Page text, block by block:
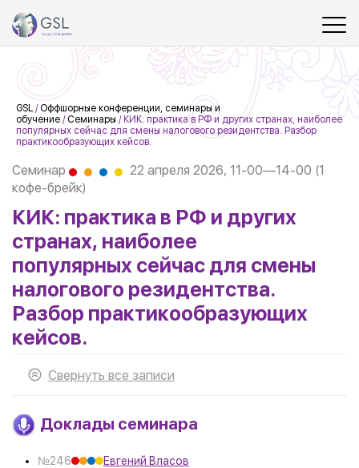
GSL /Оффшорные конференции, семинары и
обучение /Семинары / КИК: практика в РФ и других странах, наиболее
популярных сейчас для смены налогового резидентства. Разбор
практикообразующих кейсов.
Семинар 22 апреля 2026, 11-00—14-00 (1
кофе-брейк)
КИК: практика в РФ и других
странах, наиболее
популярных сейчас для смены
налогового резидентства.
Разбор практикообразующих
кейсов.
Свернуть все записи
Доклады семинара
№246 Евгений Власов